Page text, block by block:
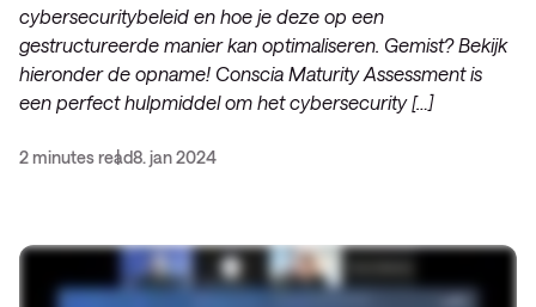
cybersecuritybeleid en hoe je deze op een
gestructureerde manier kan optimaliseren. Gemist? Bekijk
hieronder de opname! Conscia Maturity Assessment is
een perfect hulpmiddel om het cybersecurity […]
2 minutes read8. jan 2024